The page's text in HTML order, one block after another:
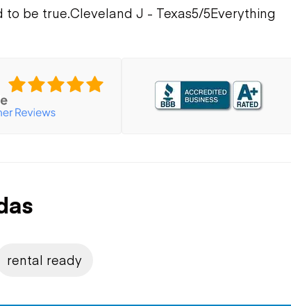
to be true.Cleveland J - Texas5/5Everything
rental ready